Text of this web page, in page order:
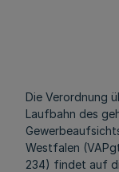
Die Verordnung
Laufbahn des
Westfalen
234) findet auf